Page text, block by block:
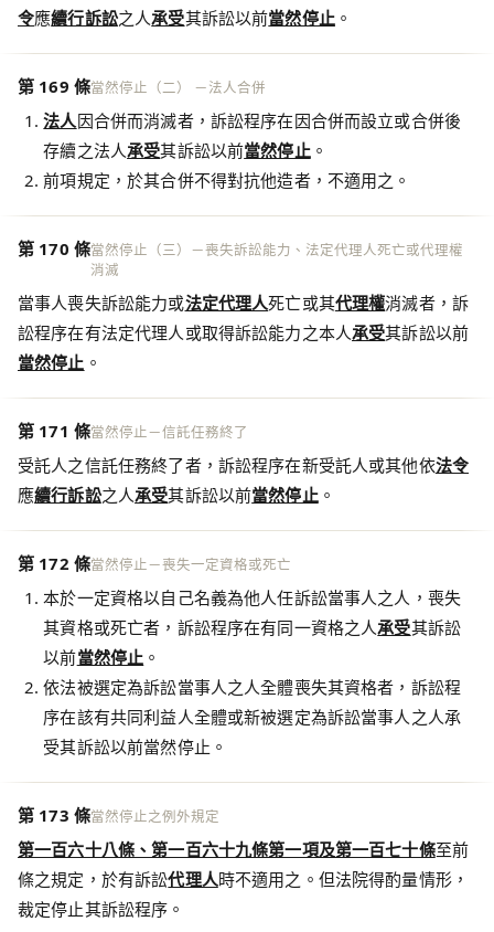
令應續行訴訟之人承受其訴訟以前當然停止。
第 169 條當然停止（二） －法人合併
法人因合併而消滅者，訴訟程序在因合併而設立或合併後
存續之法人承受其訴訟以前當然停止。
前項規定，於其合併不得對抗他造者，不適用之。
第 170 條當然停止（三）－喪失訴訟能力、法定代理人死亡或代理權
消滅
當事人喪失訴訟能力或法定代理人死亡或其代理權消滅者，訴
訟程序在有法定代理人或取得訴訟能力之本人承受其訴訟以前
當然停止 。
第 171 條當然停止－信託任務終了
受託人之信託任務終了者，訴訟程序在新受託人或其他依法令
應續行訴訟之人承受其訴訟以前當然停止。
第 172 條當然停止－喪失一定資格或死亡
本於一定資格以自己名義為他人任訴訟當事人之人，喪失
其資格或死亡者，訴訟程序在有同一資格之人承受其訴訟
以前當然停止 。
依法被選定為訴訟當事人之人全體喪失其資格者，訴訟程
序在該有共同利益人全體或新被選定為訴訟當事人之人承
受其訴訟以前當然停止。
第 173 條當然停止之例外規定
第一百六十八條、第一百六十九條第一項及第一百七十條至前
條之規定，於有訴訟代理人時不適用之。但法院得酌量情形，
裁定停止其訴訟程序。